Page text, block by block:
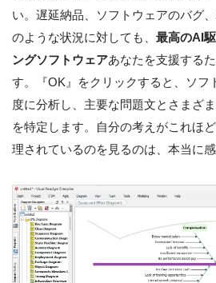
い。遅延納品、ソフトウェアのバグ
のような状況に対しても、 最高のAI
ングソフトウェアあなたを支援する
す。『OK』をクリックすると、ソフ
度に分析し、主要な問題文とさまざ
を特定します。自分の考えがこれほ
理されているのを見るのは、本当に